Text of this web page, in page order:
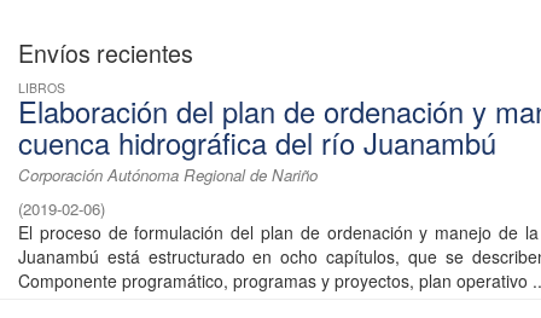
Envíos recientes
LIBROS
Elaboración del plan de ordenación y
cuenca hidrográfica del río Juanambú
Corporación Autónoma Regional de Nariño
(2019-02-06)
El proceso de formulación del plan de ordenación y manejo de
Juanambú está estructurado en ocho capítulos, que se
Componente programático, programas y proyectos, plan operativo